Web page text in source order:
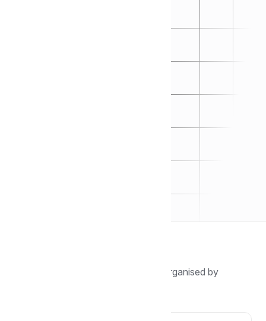
Find guides, tutorials, and answers organised by